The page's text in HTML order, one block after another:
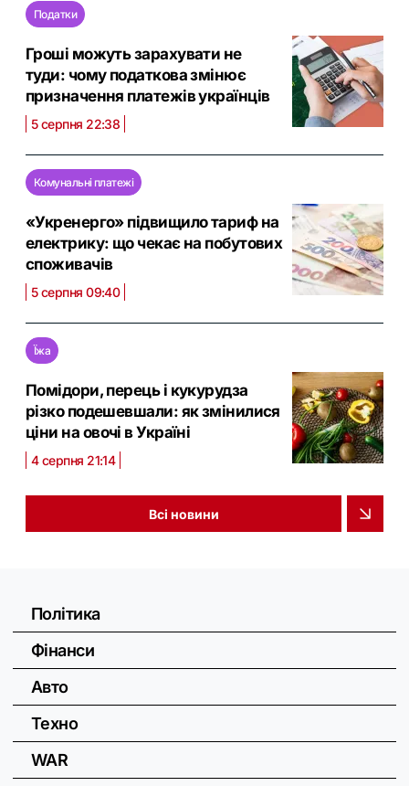
Податки
Гроші можуть зарахувати не
туди: чому податкова змінює
призначення платежів українців
5 серпня 22:38
Комунальні платежі
«Укренерго» підвищило тариф на
електрику: що чекає на побутових
споживачів
5 серпня 09:40
Їжа
Помідори, перець і кукурудза
різко подешевшали: як змінилися
ціни на овочі в Україні
4 серпня 21:14
Всі новини
Політика
Фінанси
Авто
Техно
WAR